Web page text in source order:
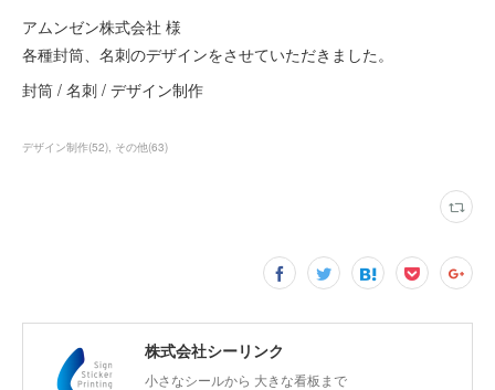
アムンゼン株式会社 様
各種封筒、名刺のデザインをさせていただきました。
封筒 / 名刺 / デザイン制作
デザイン制作(52) その他(63)
株式会社シーリンク
小さなシールから 大きな看板まで